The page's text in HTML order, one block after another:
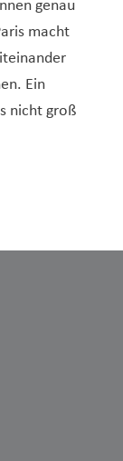
genau
macht
Ein
nicht groß